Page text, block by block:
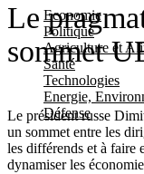
Economie
Politique
Agriculture et
Santé
Technologies
Energie,
Défense
Le
sommet
Le président russe
un sommet entre les
les différends et à faire
dynamiser les